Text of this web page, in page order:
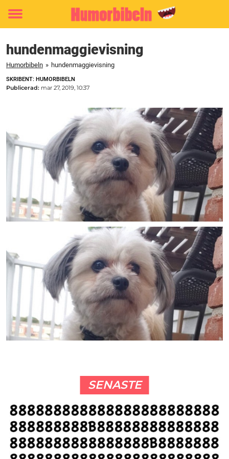
Toggle
hundenmaggievisning
Humorbibeln » hundenmaggievisning
SKRIBENT: HUMORBIBELN
Publicerad: mar 27, 2019, 10:37
SENASTE